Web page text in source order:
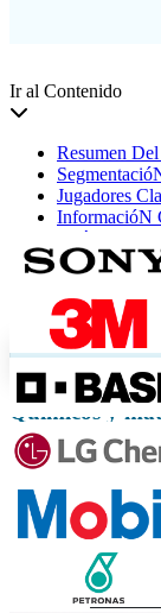
Ir al Contenido
Resumen
Jugadores
InformacióN
AnáLisis
Desarrollos
PrecisióN
OBTENGA UN 20%
Ampliar la
de empresas,
Químicos y
Contáctenos
+1 833
UK+44 808